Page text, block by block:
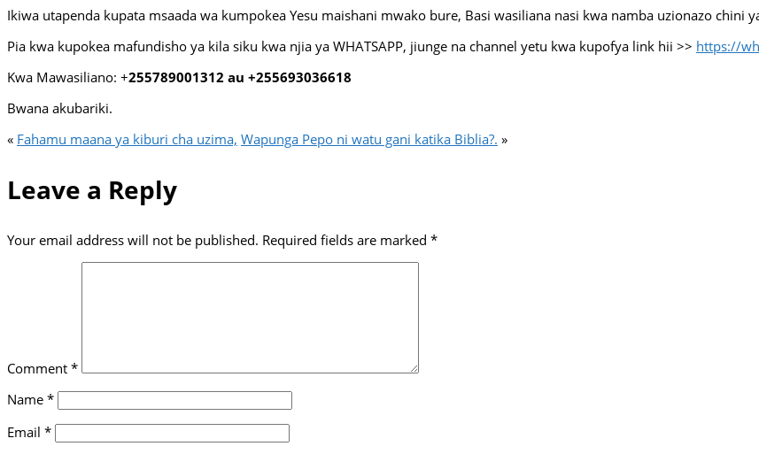
Ikiwa utapenda kupata msaada wa kumpokea Yesu maishani mwako bure, Basi wasiliana nasi kwa namba uzionazo chini
Pia kwa kupokea mafundisho ya kila siku kwa njia ya WHATSAPP, jiunge na channel yetu kwa kupofya link hii >> https://
Kwa Mawasiliano: +255789001312 au +255693036618
Bwana akubariki.
« Fahamu maana ya kiburi cha uzima, Wapunga Pepo ni watu gani katika Biblia?. »
Leave a Reply
Your email address will not be published. Required fields are marked *
Comment *
Name *
Email *